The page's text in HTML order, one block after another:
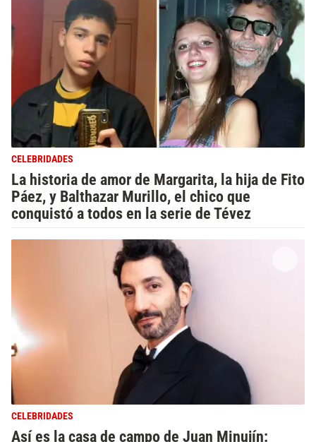
CELEBRIDADES
La historia de amor de Margarita, la hija de Fito
Páez, y Balthazar Murillo, el chico que
conquistó a todos en la serie de Tévez
CELEBRIDADES
Así es la casa de campo de Juan Minujín: